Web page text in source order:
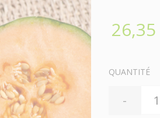
QUANTITÉ
-